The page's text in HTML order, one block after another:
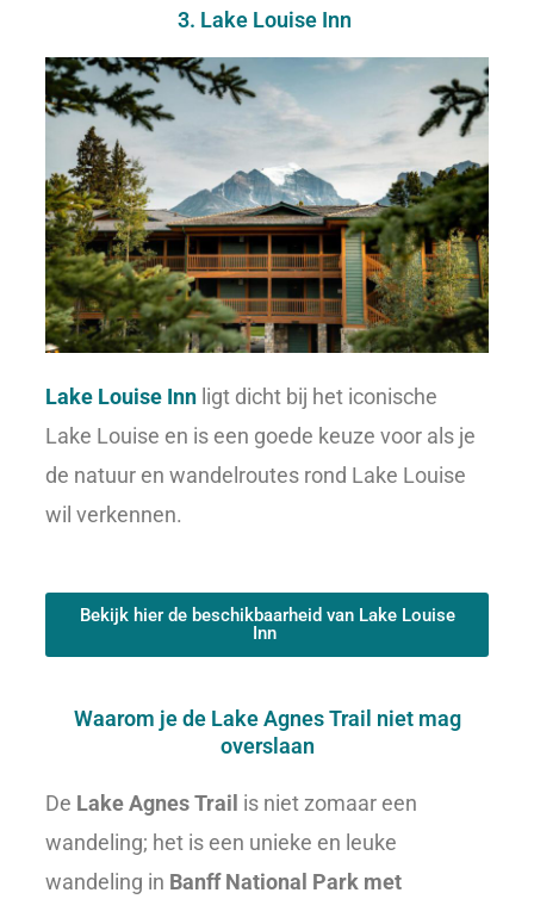
3. Lake Louise Inn
Lake Louise Inn ligt dicht bij het iconische
Lake Louise en is een goede keuze voor als je
de natuur en wandelroutes rond Lake Louise
wil verkennen.
Bekijk hier de beschikbaarheid van Lake Louise
Inn
Waarom je de Lake Agnes Trail niet mag
overslaan
De Lake Agnes Trail is niet zomaar een
wandeling; het is een unieke en leuke
wandeling in Banff National Park met